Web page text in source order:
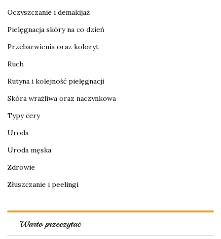
Oczyszczanie i demakijaż
Pielęgnacja skóry na co dzień
Przebarwienia oraz koloryt
Ruch
Rutyna i kolejność pielęgnacji
Skóra wrażliwa oraz naczynkowa
Typy cery
Uroda
Uroda męska
Zdrowie
Złuszczanie i peelingi
Warto przeczytać